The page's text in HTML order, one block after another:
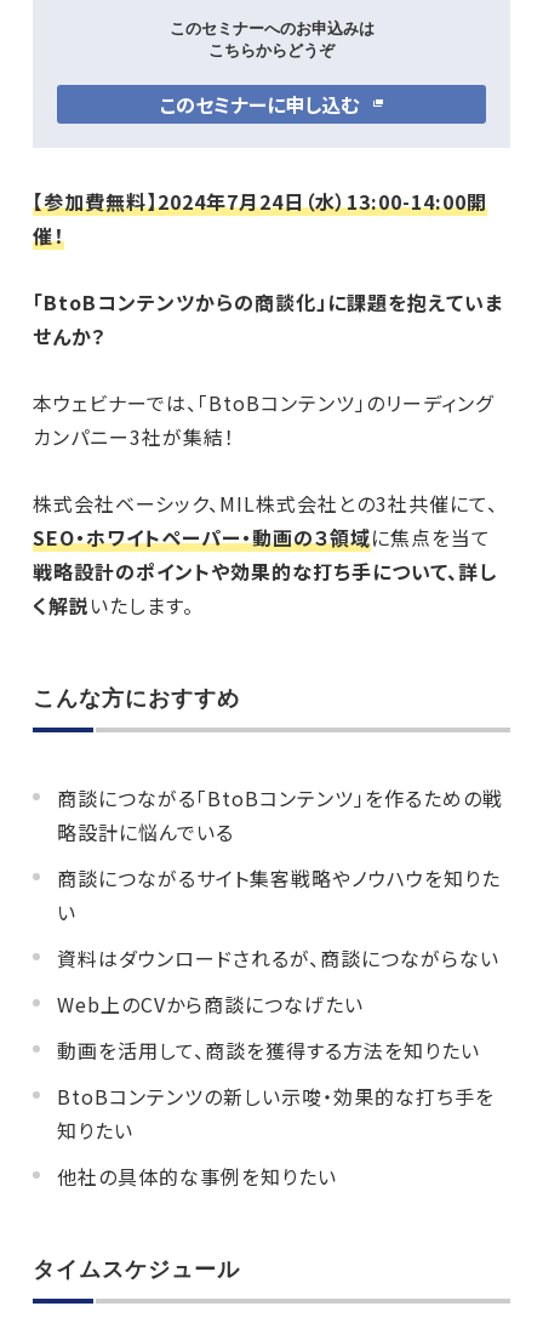
このセミナーへのお申込みは
こちらからどうぞ
このセミナーに申し込む
【参加費無料】2024年7月24日（水）13:00-14:00開
催！
「BtoBコンテンツからの商談化」に課題を抱えていま
せんか？
本ウェビナーでは、 「BtoBコンテンツ」のリーディング
カンパニー3社が集結！
株式会社ベーシック、MIL株式会社との3社共催にて、
SEO・ホワイトペーパー・動画の３領域に焦点を当て
戦略設計のポイントや効果的な打ち手について、詳し
く解説いたします。
こんな方におすすめ
商談につながる「BtoBコンテンツ」を作るための戦
略設計に悩んでいる
商談につながるサイト集客戦略やノウハウを知りた
い
資料はダウンロードされるが、商談につながらない
Web上のCVから商談につなげたい
動画を活用して、商談を獲得する方法を知りたい
BtoBコンテンツの新しい示唆・効果的な打ち手を
知りたい
他社の具体的な事例を知りたい
タイムスケジュール